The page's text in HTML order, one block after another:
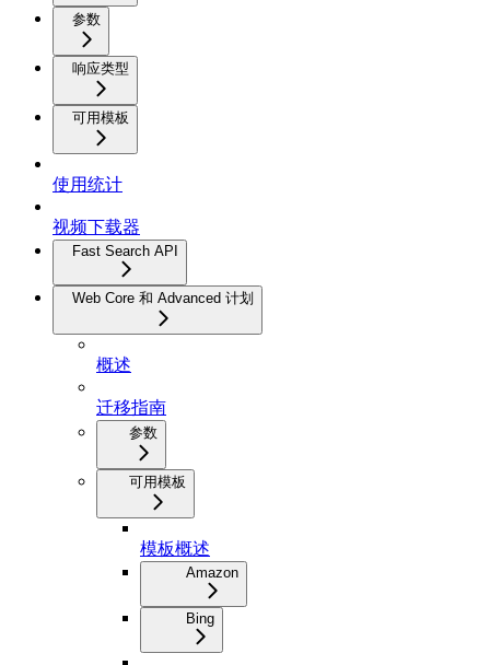
参数
响应类型
可用模板
使用统计
视频下载器
Fast Search API
Web Core 和 Advanced 计划
概述
迁移指南
参数
可用模板
模板概述
Amazon
Bing